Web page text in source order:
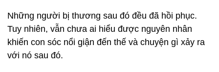
Những người bị thương sau đó đều đã hồi phục.
Tuy nhiên, vẫn chưa ai hiểu được nguyên nhân
khiến con sóc nổi giận đến thế và chuyện gì xảy ra
với nó sau đó.